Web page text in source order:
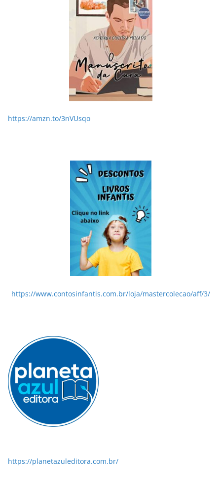
Dupla de inspiração: explorando dois livros de
Adriana
https://amzn.to/3nVUsqo
https://www.contosinfantis.com.br/loja/mastercolecao/aff/3/
https://planetazuleditora.com.br/